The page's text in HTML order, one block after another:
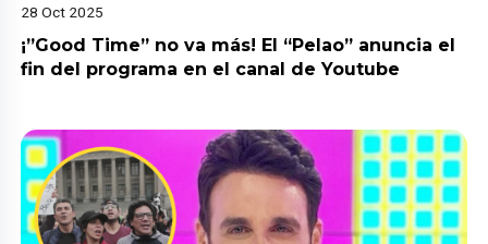
28 Oct 2025
¡”Good Time” no va más! El “Pelao” anuncia el
fin del programa en el canal de Youtube